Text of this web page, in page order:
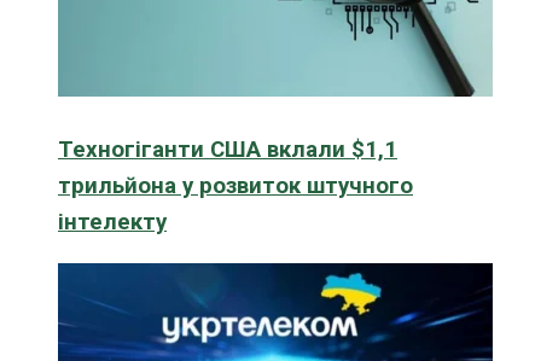
Техногіганти США вклали $1,1
трильйона у розвиток штучного
інтелекту